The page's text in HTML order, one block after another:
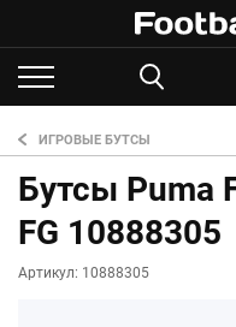
ИГРОВЫЕ БУТСЫ
Бутсы Puma
FG 10888305
Артикул: 10888305